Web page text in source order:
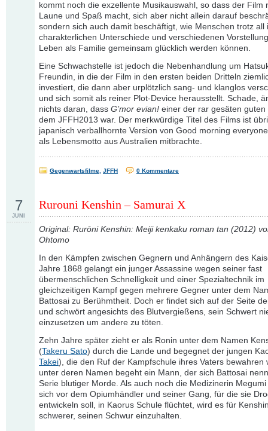
kommt noch die exzellente Musikauswahl, so dass der Film
Laune und Spaß macht, sich aber nicht allein darauf
sondern sich auch damit beschäftigt, wie Menschen trotz all
charakterlichen Unterschiede und verschiedenen
Leben als Familie gemeinsam glücklich werden können.
Eine Schwachstelle ist jedoch die Nebenhandlung um
Freundin, in die der Film in den ersten beiden Dritteln
investiert, die dann aber urplötzlich sang- und klanglos
und sich somit als reiner Plot-Device herausstellt. Schade,
nichts daran, dass G’mor evian! einer der rar gesäten guten
dem JFFH2013 war. Der merkwürdige Titel des Films ist
japanisch verballhornte Version von Good morning
als Lebensmotto aus Australien mitbrachte.
Gegenwartsfilme JFFH 0 Kommentare
Rurouni Kenshin – Samurai X
7
JUNI
Original: Rurōni Kenshin: Meiji kenkaku roman tan (2012)
Ohtomo
In den Kämpfen zwischen Gegnern und Anhängern des
Jahre 1868 gelangt ein junger Assassine wegen seiner fast
übermenschlichen Schnelligkeit und einer Spezialtechnik im
gleichzeitigen Kampf gegen mehrere Gegner unter dem
Battosai zu Berühmtheit. Doch er findet sich auf der Seite
und schwört angesichts des Blutvergießens, sein Schwert
einzusetzen um andere zu töten.
Zehn Jahre später zieht er als Ronin unter dem Namen
(Takeru Sato) durch die Lande und begegnet der jungen
Takei), die den Ruf der Kampfschule ihres Vaters bewahren
unter deren Namen begeht ein Mann, der sich Battosai
Serie blutiger Morde. Als auch noch die Medizinerin Megumi
sich vor dem Opiumhändler und seiner Gang, für die sie
entwickeln soll, in Kaorus Schule flüchtet, wird es für
schwerer, seinen Schwur einzuhalten.